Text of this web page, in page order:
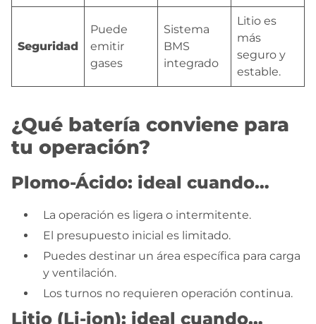
Seguridad
Puede
emitir
gases
Sistema
BMS
integrado
Litio es
más
seguro y
estable.
¿Qué batería conviene para
tu operación?
Plomo-Ácido: ideal cuando…
La operación es ligera o intermitente.
El presupuesto inicial es limitado.
Puedes destinar un área específica para carga
y ventilación.
Los turnos no requieren operación continua.
Litio (Li-ion): ideal cuando…